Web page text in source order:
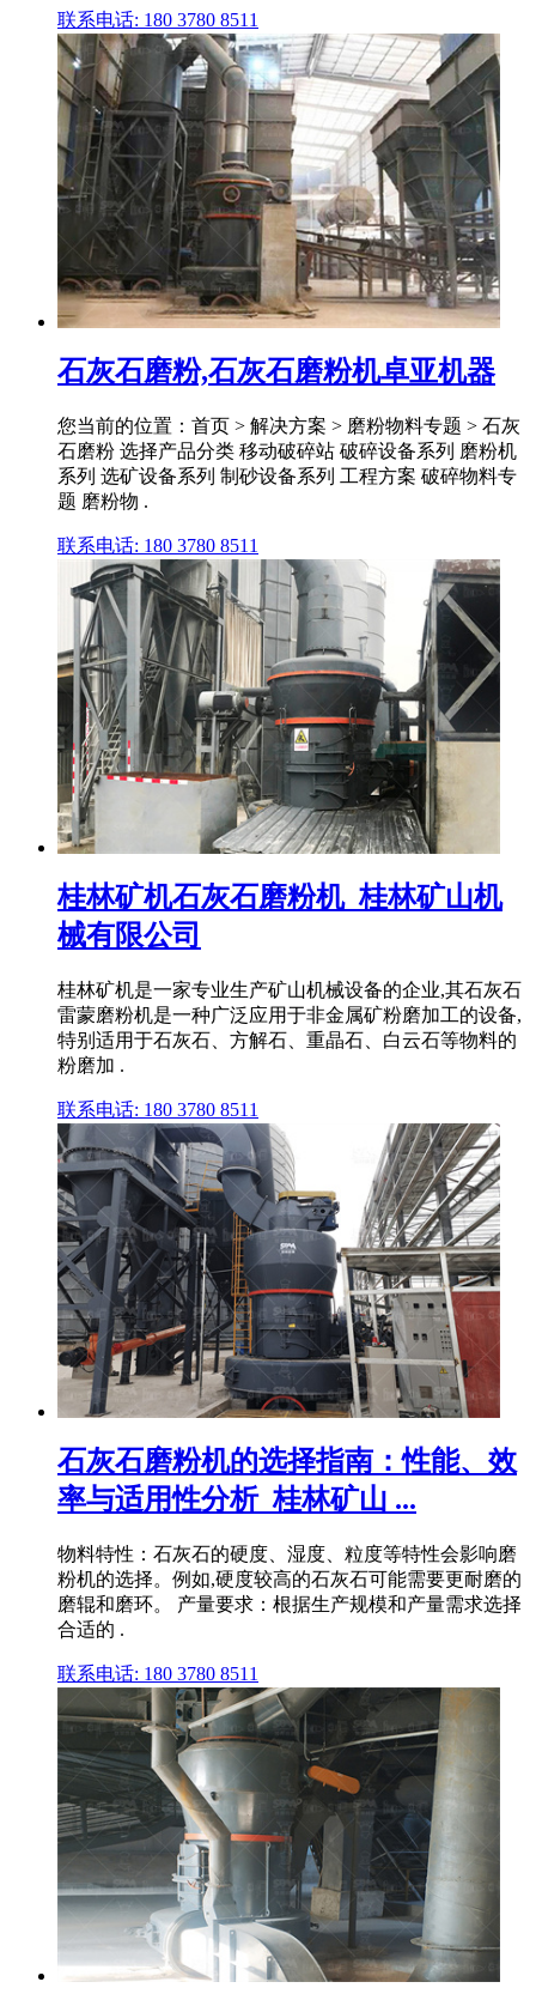
联系电话: 180 3780 8511
石灰石磨粉,石灰石磨粉机卓亚机器
您当前的位置：首页 > 解决方案 > 磨粉物料专题 > 石灰
石磨粉 选择产品分类 移动破碎站 破碎设备系列 磨粉机
系列 选矿设备系列 制砂设备系列 工程方案 破碎物料专
题 磨粉物 .
联系电话: 180 3780 8511
桂林矿机石灰石磨粉机_桂林矿山机
械有限公司
桂林矿机是一家专业生产矿山机械设备的企业,其石灰石
雷蒙磨粉机是一种广泛应用于非金属矿粉磨加工的设备,
特别适用于石灰石、方解石、重晶石、白云石等物料的
粉磨加 .
联系电话: 180 3780 8511
石灰石磨粉机的选择指南：性能、效
率与适用性分析_桂林矿山 ...
物料特性：石灰石的硬度、湿度、粒度等特性会影响磨
粉机的选择。例如,硬度较高的石灰石可能需要更耐磨的
磨辊和磨环。 产量要求：根据生产规模和产量需求选择
合适的 .
联系电话: 180 3780 8511